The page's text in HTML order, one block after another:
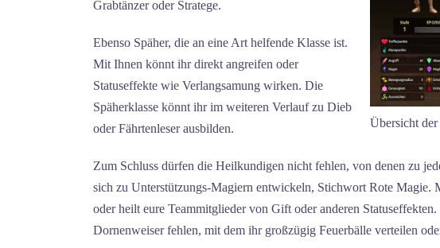
Übersicht
Grabtänzer oder Stratege.
Ebenso Späher, die an eine Art helfende Klasse ist.
Mit Ihnen könnt ihr direkt angreifen oder
Statuseffekte wie Verlangsamung wirken. Die
Späherklasse könnt ihr im weiteren Verlauf zu Dieb
oder Fährtenleser ausbilden.
Zum Schluss dürfen die Heilkundigen nicht fehlen, von denen zu
sich zu Unterstützungs-Magiern entwickeln, Stichwort Rote
oder heilt eure Teammitglieder von Gift oder anderen
Dornenweiser fehlen, mit dem ihr großzügig Feuerbälle verteilen